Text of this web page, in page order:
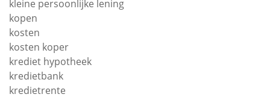
kleine persoonlijke lening
kopen
kosten
kosten koper
krediet hypotheek
kredietbank
kredietrente